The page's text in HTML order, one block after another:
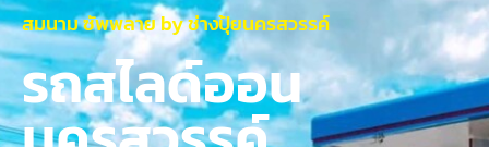
สมนาม ซัพพลาย by ช่างปุ้ยนครสวรรค์
รถสไลด์ออน